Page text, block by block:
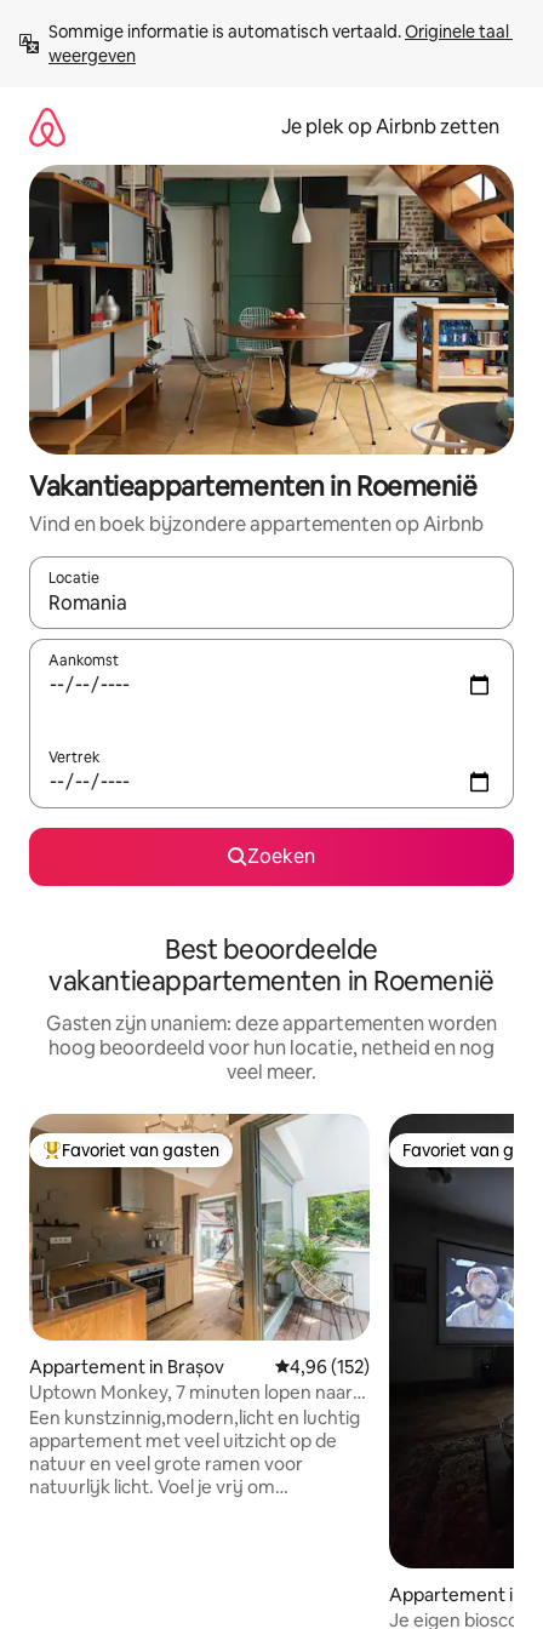
direct
naar
Sommige informatie is automatisch vertaald. Originele taal
weergeven
Je plek op Airbnb zetten
Vakantieappartementen in Roemenië
Vind en boek bijzondere appartementen op Airbnb
Locatie
Wanneer er resultaten beschikbaar zijn, maak je een keuze
Aankomst
Vertrek
Zoeken
Best beoordeelde
vakantieappartementen in Roemenië
Gasten zijn unaniem: deze appartementen worden
hoog beoordeeld voor hun locatie, netheid en nog
veel meer.
Topfavoriet van gasten
Favoriet van gasten
Appartement in Brașov Gemiddelde beoordeling van
4,96 (152)
Uptown Monkey, 7 minuten lopen naar
Republicii street
Een kunstzinnig,modern,licht en luchtig
appartement met veel uitzicht op de
natuur en veel grote ramen voor
natuurlijk licht. Voel je vrij om
Favoriet van
Favoriet van
Appartement in
Je eigen